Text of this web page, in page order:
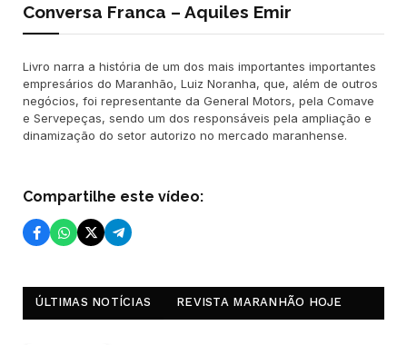
Conversa Franca – Aquiles Emir
Livro narra a história de um dos mais importantes importantes
empresários do Maranhão, Luiz Noranha, que, além de outros
negócios, foi representante da General Motors, pela Comave
e Servepeças, sendo um dos responsáveis pela ampliação e
dinamização do setor autorizo no mercado maranhense.
Compartilhe este vídeo:
ÚLTIMAS NOTÍCIAS REVISTA MARANHÃO HOJE